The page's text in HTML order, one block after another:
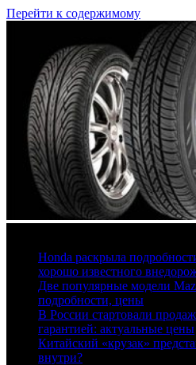
Перейти к содержимому
Honda раскрыла
хорошо известного
Две популярные модели
подробности, цены
В России стартовали
гарантией: актуальные цены
Китайский «крузак»
внутри?